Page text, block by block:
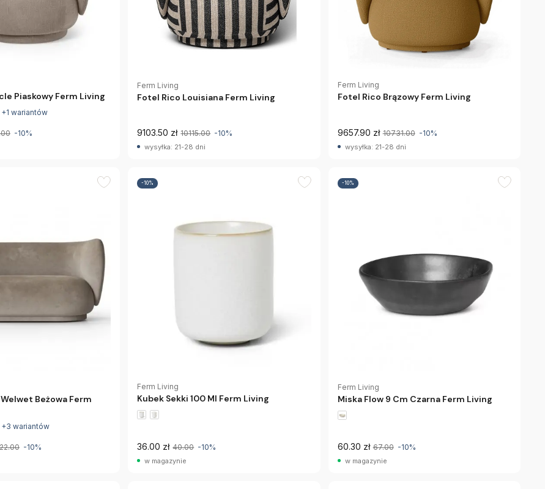
Piaskowy Ferm Living
+1 wariantów
-10%
Ferm Living
Fotel Rico Louisiana Ferm Living
9103.50 zł 10115.00 -10%
wysyłka: 21-28 dni
Ferm Living
Fotel Rico Brązowy Ferm Living
9657.90 zł 10731.00 -10%
wysyłka: 21-28 dni
Welwet Beżowa Ferm
+3 wariantów
-10%
-10%
Ferm Living
Kubek Sekki 100 Ml Ferm Living
36.00 zł 40.00 -10%
w magazynie
-10%
Ferm Living
Miska Flow 9 Cm Czarna Ferm Living
60.30 zł 67.00 -10%
w magazynie